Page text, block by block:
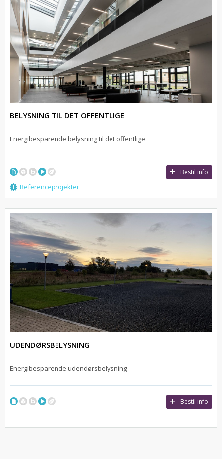
BELYSNING TIL DET OFFENTLIGE
Energibesparende belysning til det offentlige
Bestil info
Referenceprojekter
UDENDØRSBELYSNING
Energibesparende udendørsbelysning
Bestil info